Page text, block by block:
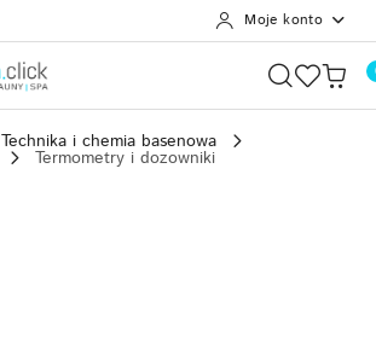
Moje konto
Technika i chemia basenowa
Termometry i dozowniki